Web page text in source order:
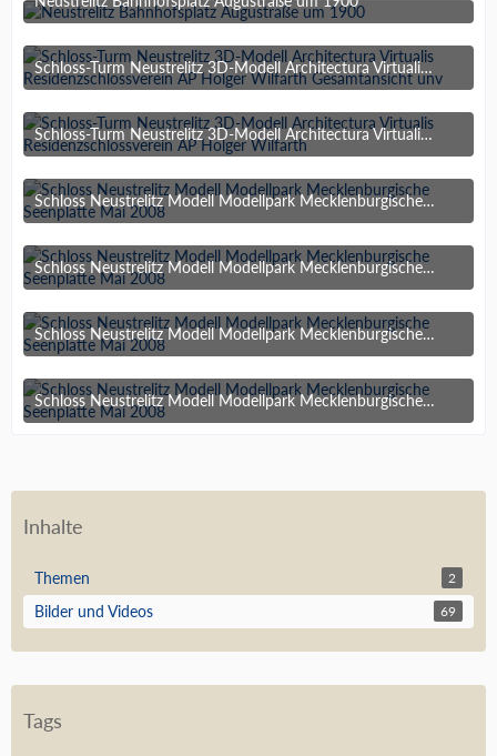
3. Dezember 2018 um 22:56
Schloss-Turm Neustrelitz 3D-Modell Architectura Virtualis Residenzschlossverein AP Holger Wilfarth Gesamtansicht unv
20. November 2018 um 22:26
Schloss-Turm Neustrelitz 3D-Modell Architectura Virtualis Residenzschlossverein AP Holger Wilfarth
20. November 2018 um 22:26
Schloss Neustrelitz Modell Modellpark Mecklenburgische Seenplatte Mai 2008
20. November 2018 um 14:47
Schloss Neustrelitz Modell Modellpark Mecklenburgische Seenplatte Mai 2008
20. November 2018 um 14:47
Schloss Neustrelitz Modell Modellpark Mecklenburgische Seenplatte Mai 2008
20. November 2018 um 14:47
Schloss Neustrelitz Modell Modellpark Mecklenburgische Seenplatte Mai 2008
20. November 2018 um 14:47
Inhalte
Themen 2
Bilder und Videos 69
Tags